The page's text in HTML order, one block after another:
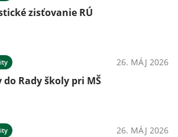
zisťovanie RÚ
26. MÁJ 2026
do Rady školy pri MŠ
26. MÁJ 2026